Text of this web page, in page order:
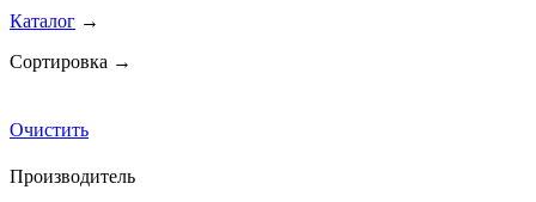
Каталог →
Сортировка →
Очистить
Производитель